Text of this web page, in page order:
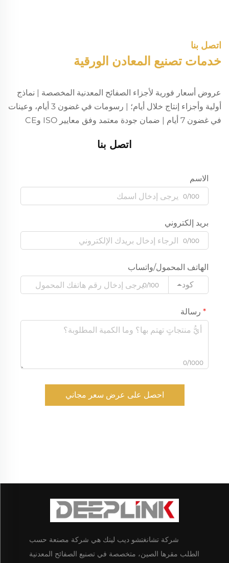
اتصل بنا
خدمات تصنيع المعادن الورقية
عروض أسعار فورية لأجزاء الصفائح المعدنية المخصصة | نماذج
أولية وأجزاء إنتاج خلال أيام؛ | رسومات في غضون 3 أيام، وعينات
في غضون 7 أيام | ضمان جودة معتمد وفق معايير ISO وCE
اتصل بنا
الاسم
0/100
بريد إلكتروني
0/100
الهاتف المحمول/واتساب
كود
0/100
رسالة
0/1000
احصل على عرض سعر مجاني
شركة تشانغتشو ديب لينك هي شركة مصنعة حسب
الطلب مقرها الصين، متخصصة في تصنيع الصفائح المعدنية